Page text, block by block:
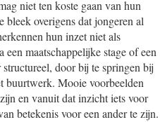
niet ten koste gaan van hun
bleek overigens dat jongeren al
hun inzet niet als
maatschappelijke stage of een
door bij te springen bij
buurtwerk. Mooie voorbeelden
en vanuit dat inzicht iets voor
betekenis voor een ander te zijn.